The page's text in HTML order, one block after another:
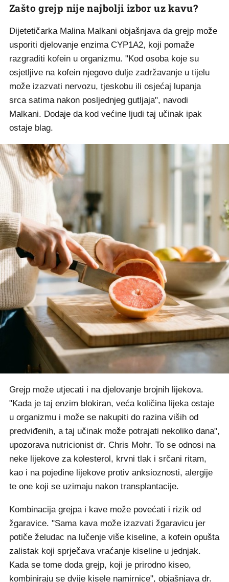
Zašto grejp nije najbolji izbor uz kavu?
Dijetetičarka Malina Malkani objašnjava da grejp može
usporiti djelovanje enzima CYP1A2, koji pomaže
razgraditi kofein u organizmu. "Kod osoba koje su
osjetljive na kofein njegovo dulje zadržavanje u tijelu
može izazvati nervozu, tjeskobu ili osjećaj lupanja
srca satima nakon posljednjeg gutljaja", navodi
Malkani. Dodaje da kod većine ljudi taj učinak ipak
ostaje blag.
Grejp može utjecati i na djelovanje brojnih lijekova.
"Kada je taj enzim blokiran, veća količina lijeka ostaje
u organizmu i može se nakupiti do razina viših od
predviđenih, a taj učinak može potrajati nekoliko dana",
upozorava nutricionist dr. Chris Mohr. To se odnosi na
neke lijekove za kolesterol, krvni tlak i srčani ritam,
kao i na pojedine lijekove protiv anksioznosti, alergije
te one koji se uzimaju nakon transplantacije.
Kombinacija grejpa i kave može povećati i rizik od
žgaravice. "Sama kava može izazvati žgaravicu jer
potiče želudac na lučenje više kiseline, a kofein opušta
zalistak koji sprječava vraćanje kiseline u jednjak.
Kada se tome doda grejp, koji je prirodno kiseo,
kombiniraju se dvije kisele namirnice", objašnjava dr.